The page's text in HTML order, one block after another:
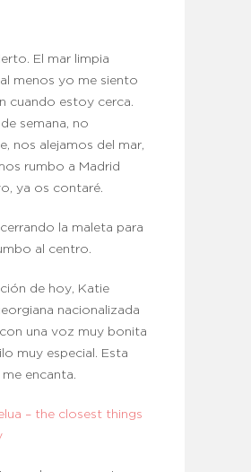
El mar limpia
menos yo me siento
cuando estoy cerca.
semana, no
nos alejamos del mar,
rumbo a Madrid
ya os contaré.
la maleta para
al centro.
de hoy, Katie
nacionalizada
con una voz muy bonita
muy especial. Esta
encanta.
– the closest things